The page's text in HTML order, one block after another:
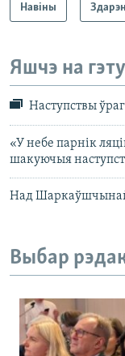
Навіны
Яшчэ на
Наступствы
«У небе парнік
шакуючыя
Над Шаркаўшчынай
Выбар